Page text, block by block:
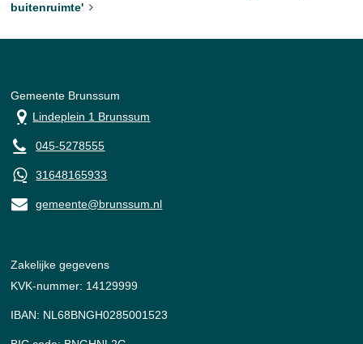
buitenruimte'
Gemeente Brunssum
Lindeplein 1 Brunssum
045-5278555
31648165933
gemeente@brunssum.nl
Zakelijke gegevens
KVK-nummer: 14129999
IBAN: NL68BNGH0285001523